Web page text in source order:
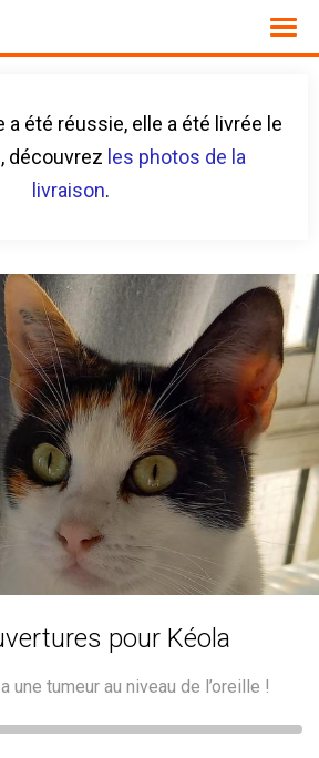
a été réussie, elle a été livrée le
découvrez les photos de la
livraison.
pour Kéola
une tumeur au niveau de l’oreille !